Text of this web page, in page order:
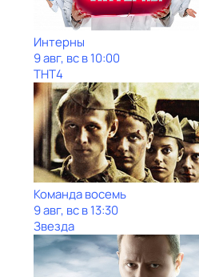
Интерны
9 авг, вс в 10:00
ТНТ4
Команда восемь
9 авг, вс в 13:30
Звезда